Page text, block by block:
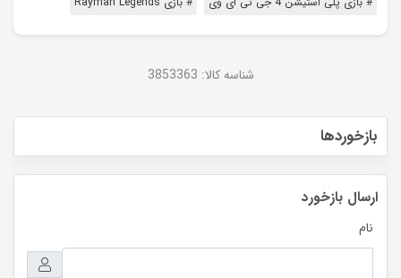
شناسه کالا: 3853363
بازخوردها
ارسال بازخورد
نام